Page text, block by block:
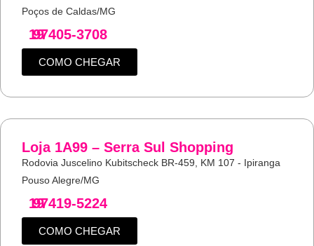
Poços de Caldas/MG
19
97405-3708
COMO CHEGAR
Loja 1A99 – Serra Sul Shopping
Rodovia Juscelino Kubitscheck BR-459, KM 107 - Ipiranga
Pouso Alegre/MG
19
97419-5224
COMO CHEGAR